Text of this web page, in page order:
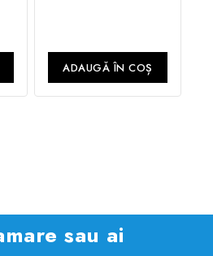
ADAUGĂ ÎN COȘ
sau ai